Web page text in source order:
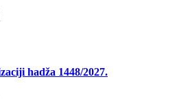
hadža 1448/2027.